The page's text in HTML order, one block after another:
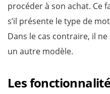
procéder à son achat. Ce
s’il présente le type de
Dans le cas contraire, il
un autre modèle.
Les